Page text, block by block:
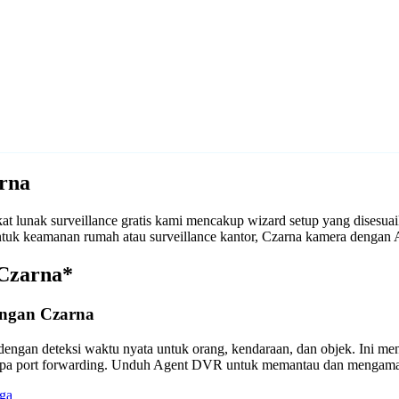
lunak surveillance gratis kami mencakup wizard setup yang
keamanan rumah atau surveillance kantor, Czarna kamera
Czarna
deteksi waktu nyata untuk orang, kendaraan, dan objek. Ini
port forwarding. Unduh Agent DVR untuk memantau dan